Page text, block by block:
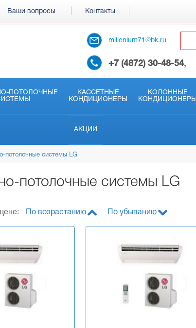
Ваши вопросы Контакты
millenium71@bk.ru
+7 (4872) 30-48-54,
ПОТОЛОЧНЫЕ
КАССЕТНЫЕ
КОНДИЦИОНЕРЫ
КОЛОННЫЕ
КОНДИЦИОНЕРЫ
АКЦИИ
потолочные системы LG
потолочные системы LG
По возрастанию По убыванию